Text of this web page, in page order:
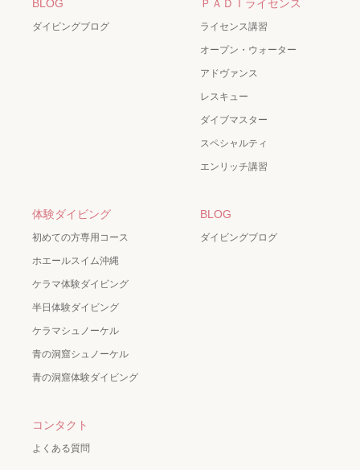
BLOG
ダイビングブログ
ＰＡＤＩライセンス
ライセンス講習
オープン・ウォーター
アドヴァンス
レスキュー
ダイブマスター
スペシャルティ
エンリッチ講習
体験ダイビング
初めての方専用コース
ホエールスイム沖縄
ケラマ体験ダイビング
半日体験ダイビング
ケラマシュノーケル
青の洞窟シュノーケル
青の洞窟体験ダイビング
BLOG
ダイビングブログ
コンタクト
よくある質問